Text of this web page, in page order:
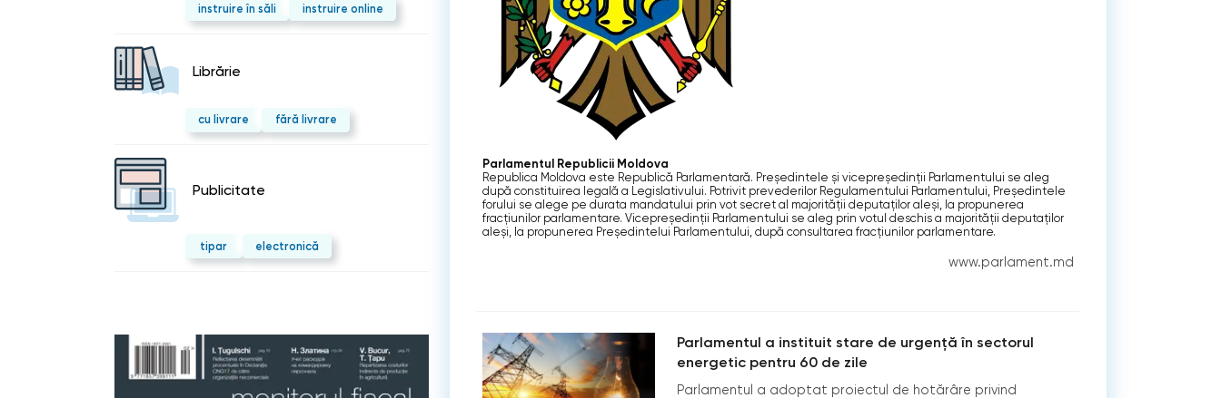
instruire în săli instruire online
Librărie
cu livrare fără livrare
Publicitate
tipar electronică
Parlamentul Republicii Moldova
Republica Moldova este Republică Parlamentară. Preşedintele şi vicepreşedinţii Parlamentului se aleg
după constituirea legală a Legislativului. Potrivit prevederilor Regulamentului Parlamentului, Preşedintele
forului se alege pe durata mandatului prin vot secret al majorităţii deputaţilor aleşi, la propunerea
fracţiunilor parlamentare. Vicepreşedinţii Parlamentului se aleg prin votul deschis a majorităţii deputaţilor
aleşi, la propunerea Preşedintelui Parlamentului, după consultarea fracţiunilor parlamentare.
www.parlament.md
Parlamentul a instituit stare de urgență în sectorul
energetic pentru 60 de zile
Parlamentul a adoptat proiectul de hotărâre privind